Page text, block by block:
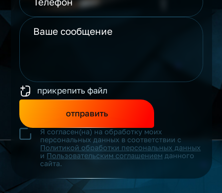
прикрепить файл
отправить
Я согласен(на) на обработку моих
персональных данных в соответствии с
Политикой обработки персональных данных
и Пользовательским соглашением данного
сайта.